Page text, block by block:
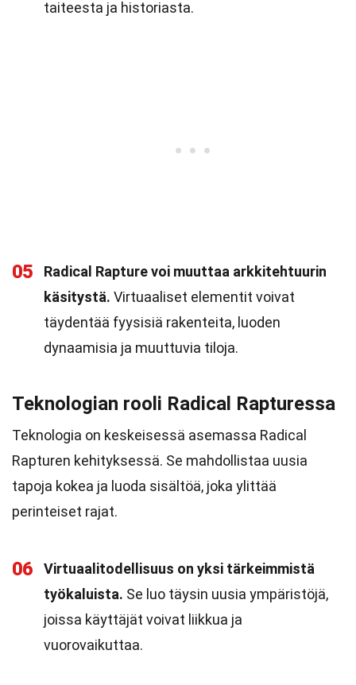
taiteesta ja historiasta.
05
Radical Rapture voi muuttaa arkkitehtuurin
käsitystä. Virtuaaliset elementit voivat
täydentää fyysisiä rakenteita, luoden
dynaamisia ja muuttuvia tiloja.
Teknologian rooli Radical Rapturessa
Teknologia on keskeisessä asemassa Radical
Rapturen kehityksessä. Se mahdollistaa uusia
tapoja kokea ja luoda sisältöä, joka ylittää
perinteiset rajat.
06
Virtuaalitodellisuus on yksi tärkeimmistä
työkaluista. Se luo täysin uusia ympäristöjä,
joissa käyttäjät voivat liikkua ja
vuorovaikuttaa.